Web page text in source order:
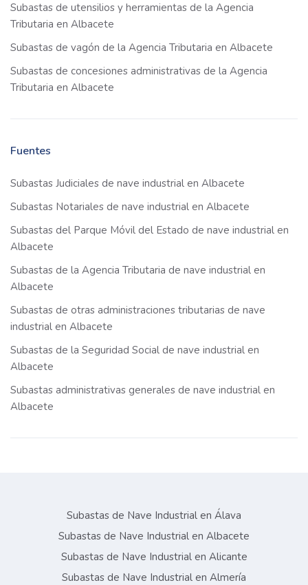
Subastas de utensilios y herramientas de la Agencia
Tributaria en Albacete
Subastas de vagón de la Agencia Tributaria en Albacete
Subastas de concesiones administrativas de la Agencia
Tributaria en Albacete
Fuentes
Subastas Judiciales de nave industrial en Albacete
Subastas Notariales de nave industrial en Albacete
Subastas del Parque Móvil del Estado de nave industrial en
Albacete
Subastas de la Agencia Tributaria de nave industrial en
Albacete
Subastas de otras administraciones tributarias de nave
industrial en Albacete
Subastas de la Seguridad Social de nave industrial en
Albacete
Subastas administrativas generales de nave industrial en
Albacete
Subastas de Nave Industrial en Álava
Subastas de Nave Industrial en Albacete
Subastas de Nave Industrial en Alicante
Subastas de Nave Industrial en Almería